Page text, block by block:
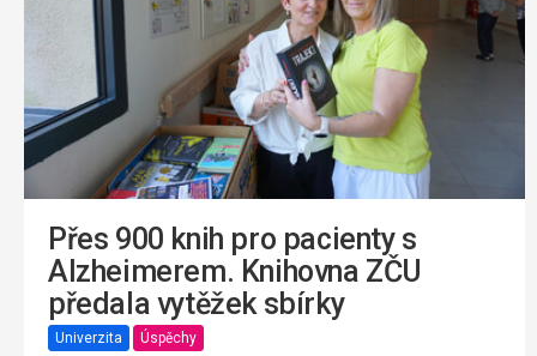
Přes 900 knih pro pacienty s
Alzheimerem. Knihovna ZČU
předala vytěžek sbírky
Univerzita Úspěchy